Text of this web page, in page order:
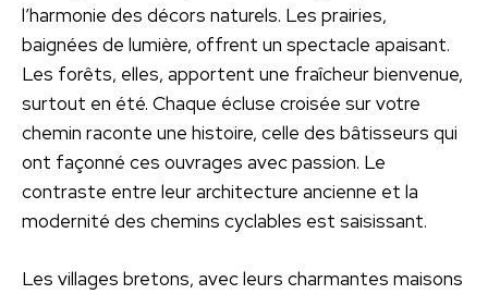
l’harmonie des décors naturels. Les prairies,
baignées de lumière, offrent un spectacle apaisant.
Les forêts, elles, apportent une fraîcheur bienvenue,
surtout en été. Chaque écluse croisée sur votre
chemin raconte une histoire, celle des bâtisseurs qui
ont façonné ces ouvrages avec passion. Le
contraste entre leur architecture ancienne et la
modernité des chemins cyclables est saisissant.
Les villages bretons, avec leurs charmantes maisons